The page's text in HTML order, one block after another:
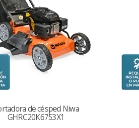
de césped Niwa
GHRC20K6753X1